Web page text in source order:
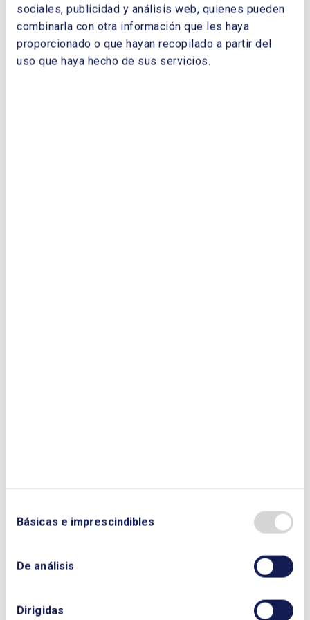
sociales, publicidad y análisis web, quienes pueden
combinarla con otra información que les haya
proporcionado o que hayan recopilado a partir del
uso que haya hecho de sus servicios.
Básicas e imprescindibles
De análisis
Dirigidas
Descargar Cuaderno:CUADERNOS DE
ENERGÍA 2009
NOMBRE Y APELLIDOS: